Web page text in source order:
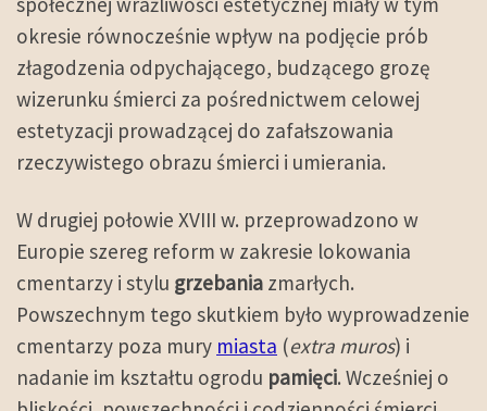
okresie równocześnie wpływ na podjęcie prób
złagodzenia odpychającego, budzącego grozę
wizerunku śmierci za pośrednictwem celowej
estetyzacji prowadzącej do zafałszowania
rzeczywistego obrazu śmierci i umierania.
W drugiej połowie XVIII w. przeprowadzono w
Europie szereg reform w zakresie lokowania
cmentarzy i stylu grzebania zmarłych.
Powszechnym tego skutkiem było wyprowadzenie
cmentarzy poza mury miasta (extra muros) i
nadanie im kształtu ogrodu pamięci. Wcześniej o